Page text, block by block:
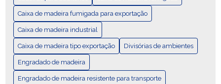
MELHORES PRÁTICAS
CAIXA DE MADEIRA EXPORTAÇÃO: GUÍA COMPLETA
CAIXA DE MADEIRA FUMIGADA PARA EXPORTAÇÃO
CAIXA DE MADEIRA FUMIGADA: DESCUBRA SUAS
VANTAGENS E USOS
Caixa de madeira fumigada para exportação
Caixa de madeira industrial
Caixa de madeira tipo exportação Divisórias de ambientes
Engradado de madeira
Engradado de madeira resistente para transporte